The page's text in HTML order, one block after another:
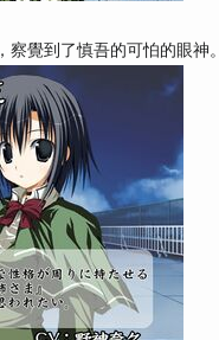
，察覺到了慎吾的可怕的眼神。